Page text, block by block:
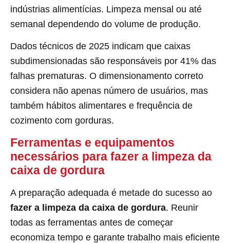
indústrias alimentícias. Limpeza mensal ou até
semanal dependendo do volume de produção.
Dados técnicos de 2025 indicam que caixas
subdimensionadas são responsáveis por 41% das
falhas prematuras. O dimensionamento correto
considera não apenas número de usuários, mas
também hábitos alimentares e frequência de
cozimento com gorduras.
Ferramentas e equipamentos
necessários para fazer a limpeza da
caixa de gordura
A preparação adequada é metade do sucesso ao
fazer a limpeza da caixa de gordura. Reunir
todas as ferramentas antes de começar
economiza tempo e garante trabalho mais eficiente